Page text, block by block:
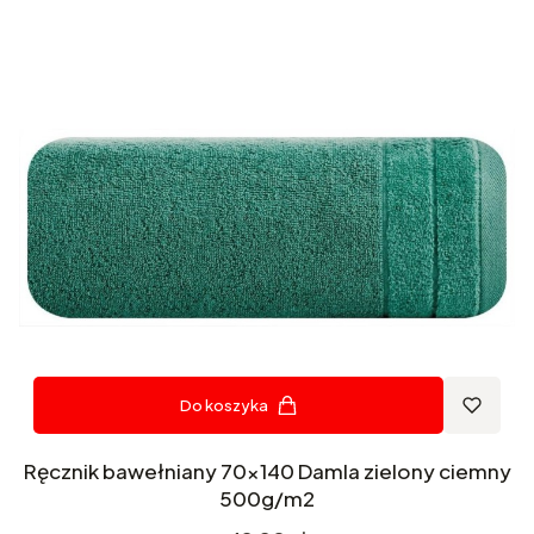
Do koszyka
Ręcznik bawełniany 70x140 Damla zielony ciemny
500g/m2